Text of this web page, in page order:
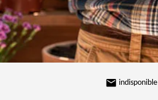
indisponible